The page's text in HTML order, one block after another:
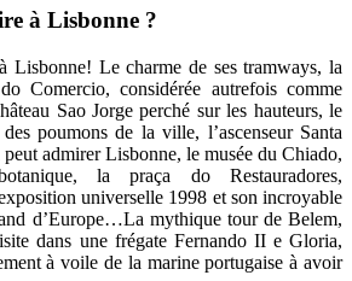
à Lisbonne ?
Lisbonne! Le charme de ses tramways, la
Comercio, considérée autrefois comme
Sao Jorge perché sur les hauteurs, le
poumons de la ville, l’ascenseur Santa
admirer Lisbonne, le musée du Chiado,
la praça do Restauradores,
universelle 1998 et son incroyable
d’Europe…La mythique tour de Belem,
dans une frégate Fernando II e Gloria,
à voile de la marine portugaise à avoir